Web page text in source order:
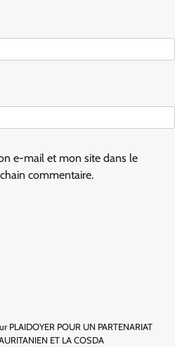
e-mail et mon site dans le
commentaire.
PLAIDOYER POUR UN PARTENARIAT
ET LA COSDA